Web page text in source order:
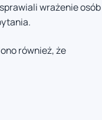
wrażenie osób
również, że